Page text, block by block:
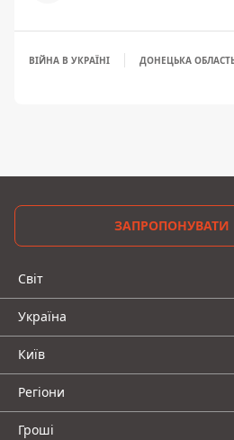
ВІЙНА В УКРАЇНІ ДОНЕЦЬКА
Світ
Україна
Київ
Регіони
Гроші